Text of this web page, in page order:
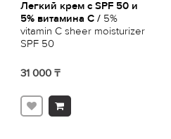
Легкий крем с SPF 50 и
5% витамина С / 5%
vitamin C sheer moisturizer
SPF 50
31 000 ₸